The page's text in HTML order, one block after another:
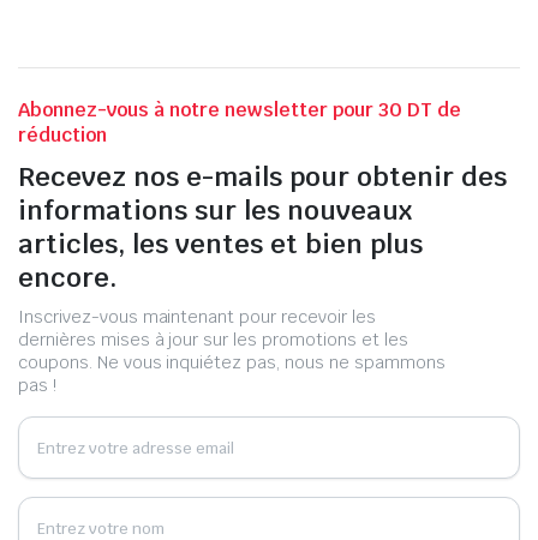
Abonnez-vous à notre newsletter pour 30 DT de
réduction
Recevez nos e-mails pour obtenir des
informations sur les nouveaux
articles, les ventes et bien plus
encore.
Inscrivez-vous maintenant pour recevoir les
dernières mises à jour sur les promotions et les
coupons. Ne vous inquiétez pas, nous ne spammons
pas !